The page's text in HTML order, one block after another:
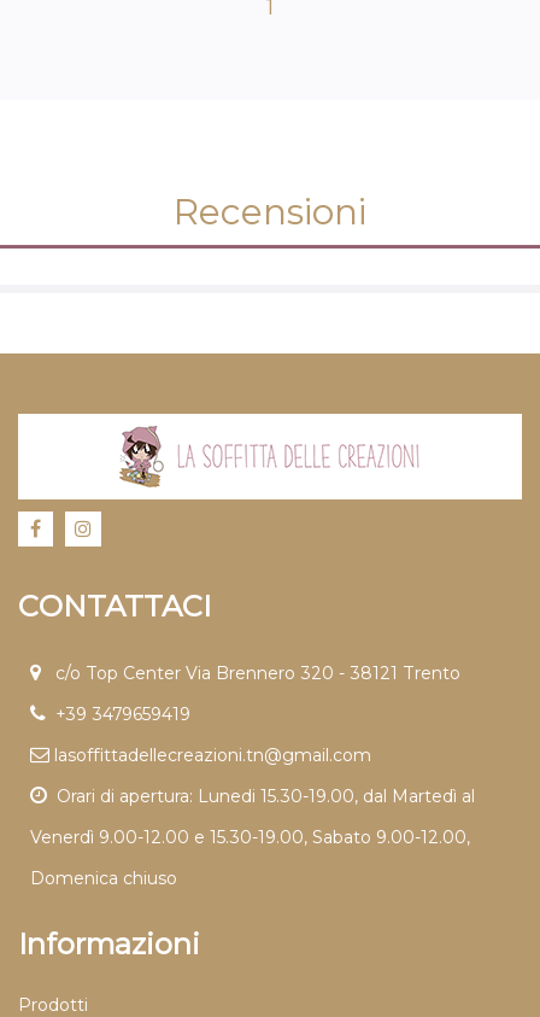
1
Recensioni
CONTATTACI
c/o Top Center Via Brennero 320 - 38121 Trento
+39 3479659419
lasoffittadellecreazioni.tn@gmail.com
Orari di apertura: Lunedi 15.30-19.00, dal Martedì al
Venerdì 9.00-12.00 e 15.30-19.00, Sabato 9.00-12.00,
Domenica chiuso
Informazioni
Prodotti